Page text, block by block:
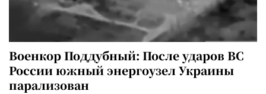
Военкор Поддубный: После ударов ВС
России южный энергоузел Украины
парализован